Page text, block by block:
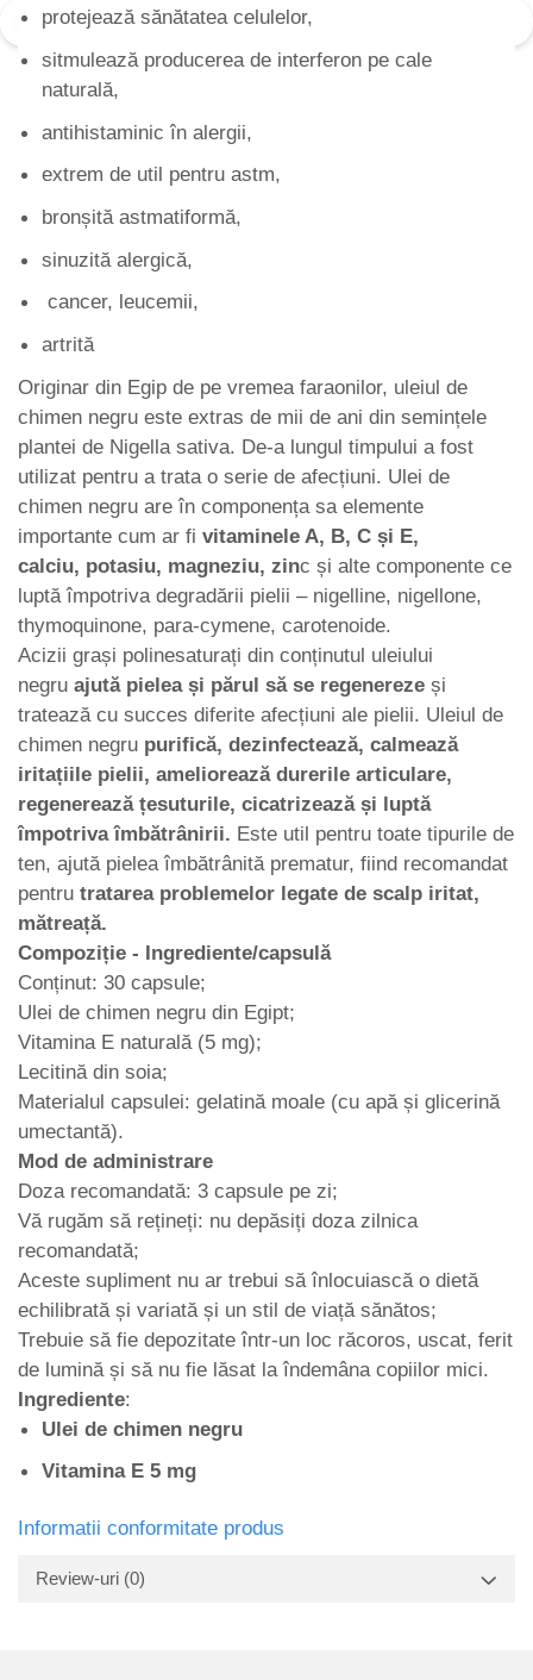
protejează sănătatea celulelor,
sitmulează producerea de interferon pe cale
naturală,
antihistaminic în alergii,
extrem de util pentru astm,
bronșită astmatiformă,
sinuzită alergică,
cancer, leucemii,
artrită
Originar din Egip de pe vremea faraonilor, uleiul de
chimen negru este extras de mii de ani din semințele
plantei de Nigella sativa. De-a lungul timpului a fost
utilizat pentru a trata o serie de afecțiuni. Ulei de
chimen negru are în componența sa elemente
importante cum ar fi vitaminele A, B, C și E,
calciu, potasiu, magneziu, zinc și alte componente ce
luptă împotriva degradării pielii – nigelline, nigellone,
thymoquinone, para-cymene, carotenoide.
Acizii grași polinesaturați din conținutul uleiului
negru ajută pielea și părul să se regenereze și
tratează cu succes diferite afecțiuni ale pielii. Uleiul de
chimen negru purifică, dezinfectează, calmează
iritațiile pielii, ameliorează durerile articulare,
regenerează țesuturile, cicatrizează și luptă
împotriva îmbătrânirii. Este util pentru toate tipurile de
ten, ajută pielea îmbătrânită prematur, fiind recomandat
pentru tratarea problemelor legate de scalp iritat,
mătreață.
Compoziție - Ingrediente/capsulă
Conținut: 30 capsule;
Ulei de chimen negru din Egipt;
Vitamina E naturală (5 mg);
Lecitină din soia;
Materialul capsulei: gelatină moale (cu apă și glicerină
umectantă).
Mod de administrare
Doza recomandată: 3 capsule pe zi;
Vă rugăm să rețineți: nu depăsiți doza zilnica
recomandată;
Aceste supliment nu ar trebui să înlocuiască o dietă
echilibrată și variată și un stil de viață sănătos;
Trebuie să fie depozitate într-un loc răcoros, uscat, ferit
de lumină și să nu fie lăsat la îndemâna copiilor mici.
Ingrediente:
Ulei de chimen negru
Vitamina E 5 mg
Informatii conformitate produs
Review-uri (0)